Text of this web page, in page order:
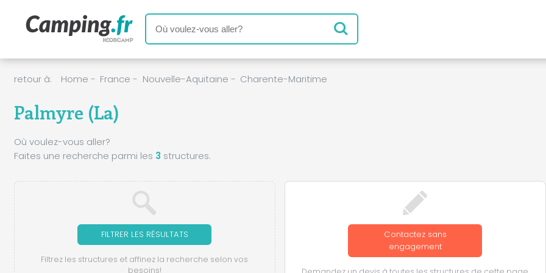
retour à: Home - France - Nouvelle-Aquitaine - Charente-Maritime
Palmyre (La)
Où voulez-vous aller?
Faites une recherche parmi les 3 structures.
FILTRER LES RÉSULTATS
Filtrez les structures et affinez la recherche selon vos
besoins!
Contactez sans
engagement